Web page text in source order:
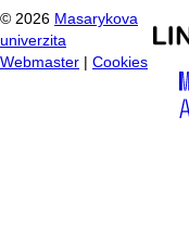
© 2026 Masarykova
univerzita
Webmaster
Cookies